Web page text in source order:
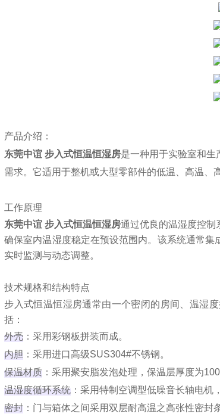
产品介绍：
东莞中谊 步入式恒温恒湿房是一种用于实验室和
需求。它适用于整机或大型零部件的低温、高温、
工作原理
东莞中谊 步入式恒温恒湿房通过优良的温湿度控制
确保室内温湿度稳定在预设范围内。该系统通常
实时监测与动态调整‌。
技术规格和结构特点
步入式恒温恒湿房通常由一个密闭的房间、温湿
括：
外壳 ‌：采用彩钢板拼装而成。
内胆 ‌：采用进口高级SUS304#不锈钢。
保温材质 ：采用聚安脂发泡处理，保温层厚度为
温湿度循环系统 ：采用特制空调型低噪音长轴电机
密封 ：门与箱体之间采用双层耐高温之高张性密封